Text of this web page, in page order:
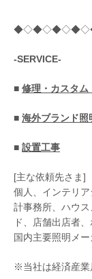
-SERVICE-
■ 修理・カスタム
■ 海外ブランド照
■ 設置工事
[主な依頼先さま]
個人、インテリ
計事務所、ハウ
ド、店舗出店者
国内主要照明メ
※当社は経済産業